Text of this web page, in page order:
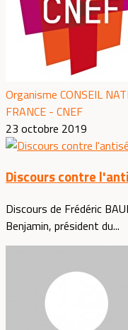
Organisme CONSEIL
FRANCE - CNEF
23 octobre 2019
Discours contre
Discours de Frédéric
Benjamin, président du...